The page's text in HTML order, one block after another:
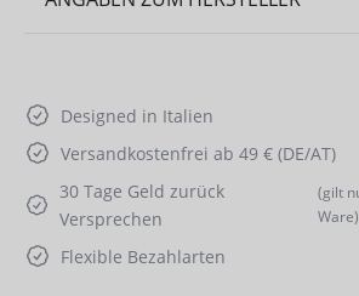
Designed in Italien
Versandkostenfrei ab 49 € (DE/AT)
30 Tage Geld zurück
Versprechen
(gilt
Ware)
Flexible Bezahlarten